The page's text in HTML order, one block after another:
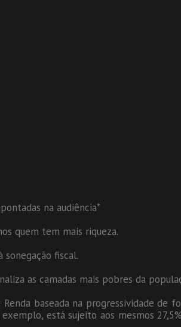
na audiência*
quem tem mais riqueza.
fiscal.
as camadas mais pobres da
baseada na progressividade de
está sujeito aos mesmos